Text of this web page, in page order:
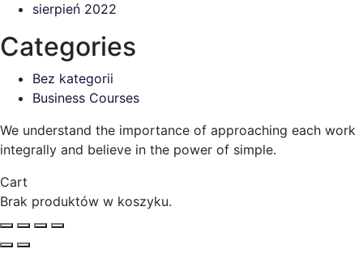
sierpień 2022
Categories
Bez kategorii
Business Courses
We understand the importance of approaching each work
integrally and believe in the power of simple.
Cart
Brak produktów w koszyku.